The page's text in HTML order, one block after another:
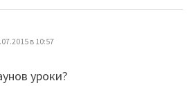
в 10:57
уроки?